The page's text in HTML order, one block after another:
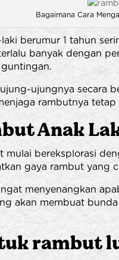
Bagaimana Cara
berumur 1 tahun
banyak dengan
ujungnya secara
rambutnya
Anak
mulai bereksplorasi
gaya rambut yang
menyenangkan
akan membuat
rambut